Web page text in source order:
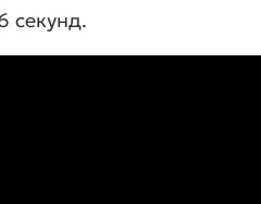
секунд.